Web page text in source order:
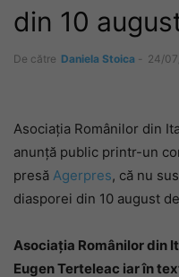
din 10
De către Daniela Stoica - 24/
Asociaţia Românilor din
anunță public printr-un
presă Agerpres, că nu
diasporei din 10 august
Asociația Românilor din
Eugen Terteleac iar în